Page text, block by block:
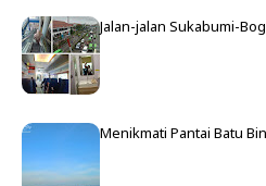
Jalan-jalan Sukabumi-
Menikmati Pantai Batu